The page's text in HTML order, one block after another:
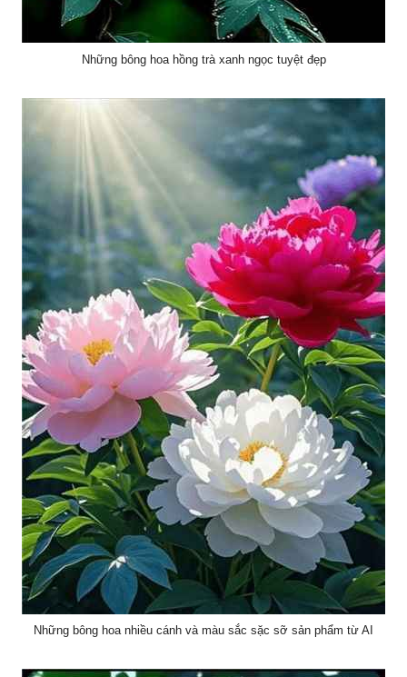
Những bông hoa hồng trà xanh ngọc tuyệt đẹp
Những bông hoa nhiều cánh và màu sắc sặc sỡ sản phẩm từ AI